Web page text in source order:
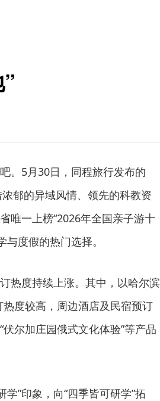
。5月30日，同程旅行发布的
浓郁的异域风情、领先的科教资
唯一上榜“2026年全国亲子游十
度假的热门选择。
热度持续上涨。其中，以哈尔滨
度较高，周边酒店及民宿预订
尔加庄园俄式文化体验”等产品
”印象，向“四季皆可研学”拓